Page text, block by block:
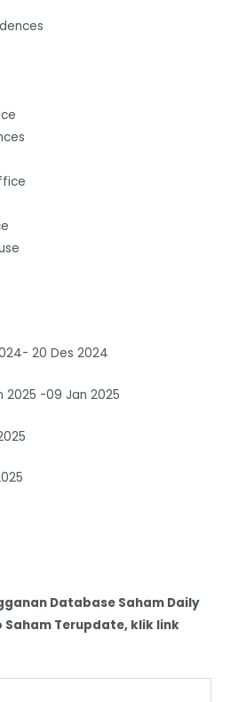
20 Des 2024
2025 -09 Jan 2025
Database Saham Daily
Terupdate, klik link